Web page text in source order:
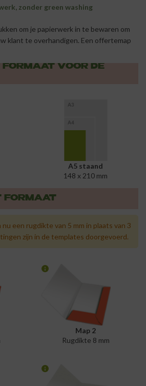
om je papierwerk in te bewaren om
klant te overhandigen. Een offertemap
zonder green washing
FORMAAT VOOR DE
A5 staand
148 x 210 mm
FORMAAT
een rugdikte van 5 mm in plaats van 3
zijn in de templates doorgevoerd.
Map 2
Rugdikte 8 mm